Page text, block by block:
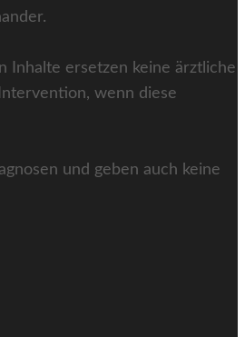
Inhalte ersetzen keine ärztliche
wenn diese
und geben auch keine